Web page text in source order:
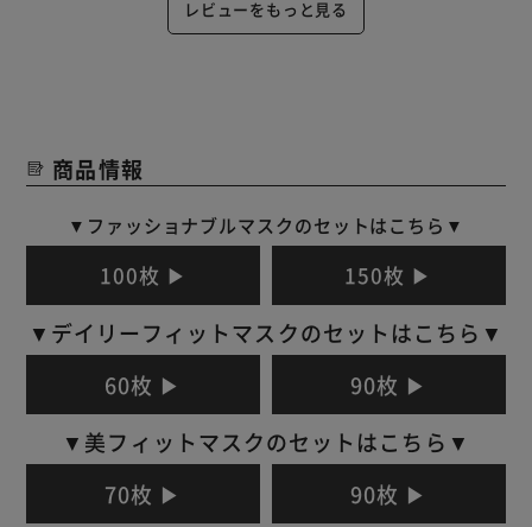
レビューをもっと見る
商品情報
▼ファッショナブルマスクのセットはこちら▼
100枚 ▶ 150枚 ▶
▼デイリーフィットマスクのセットはこちら▼
60枚 ▶
90枚 ▶
▼美フィットマスクのセットはこちら▼
70枚 ▶
90枚 ▶